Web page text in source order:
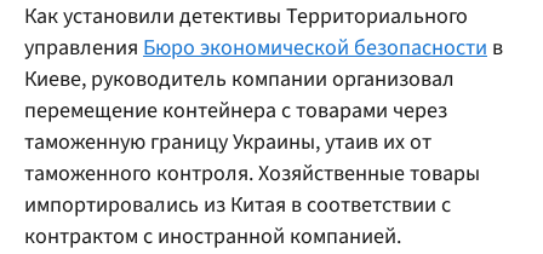
Как установили детективы Территориального
управления Бюро экономической безопасности в
Киеве, руководитель компании организовал
перемещение контейнера с товарами через
таможенную границу Украины, утаив их от
таможенного контроля. Хозяйственные товары
импортировались из Китая в соответствии с
контрактом с иностранной компанией.